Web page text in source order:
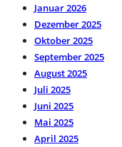
Januar 2026
Dezember 2025
Oktober 2025
September 2025
August 2025
Juli 2025
Juni 2025
Mai 2025
April 2025